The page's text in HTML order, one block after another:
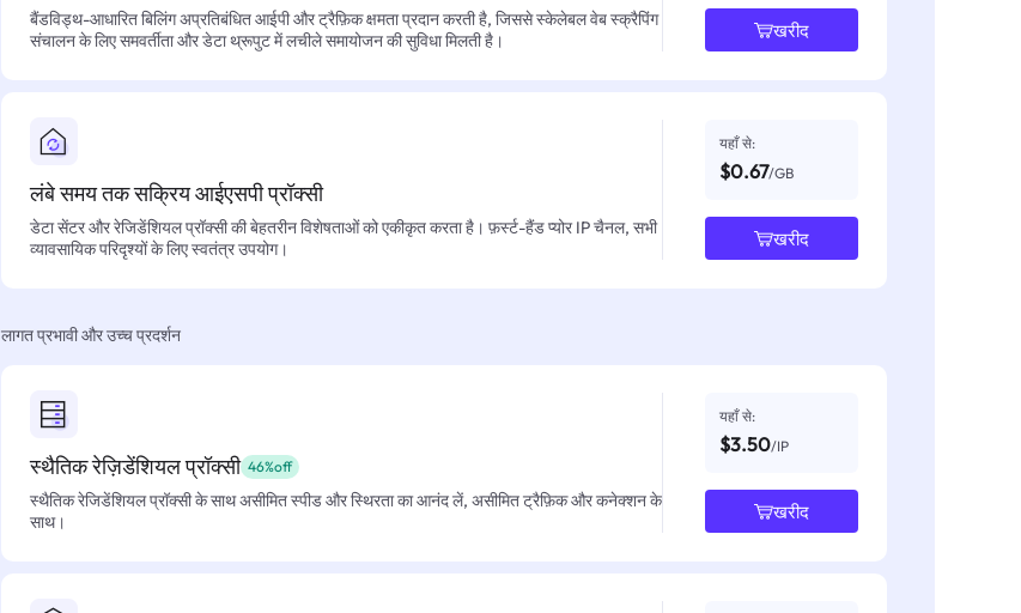
बैंडविड्थ-आधारित बिलिंग अप्रतिबंधित आईपी और ट्रैफ़िक क्षमता प्रदान करती है, जिससे स्केलेबल वेब स्क्रैपिंग
संचालन के लिए समवर्तीता और डेटा थ्रूपुट में लचीले समायोजन की सुविधा मिलती है।
खरीद
लंबे समय तक सक्रिय आईएसपी प्रॉक्सी
डेटा सेंटर और रेजिडेंशियल प्रॉक्सी की बेहतरीन विशेषताओं को एकीकृत करता है। फ़र्स्ट-हैंड प्योर IP चैनल, सभी
व्यावसायिक परिदृश्यों के लिए स्वतंत्र उपयोग।
यहाँ से:
$0.67/GB
खरीद
लागत प्रभावी और उच्च प्रदर्शन
स्थैतिक रेज़िडेंशियल प्रॉक्सी 46%off
स्थैतिक रेजिडेंशियल प्रॉक्सी के साथ असीमित स्पीड और स्थिरता का आनंद लें, असीमित ट्रैफ़िक और कनेक्शन के
साथ।
यहाँ से:
$3.50/IP
खरीद